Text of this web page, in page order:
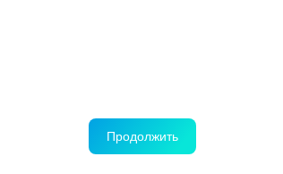
Продолжить